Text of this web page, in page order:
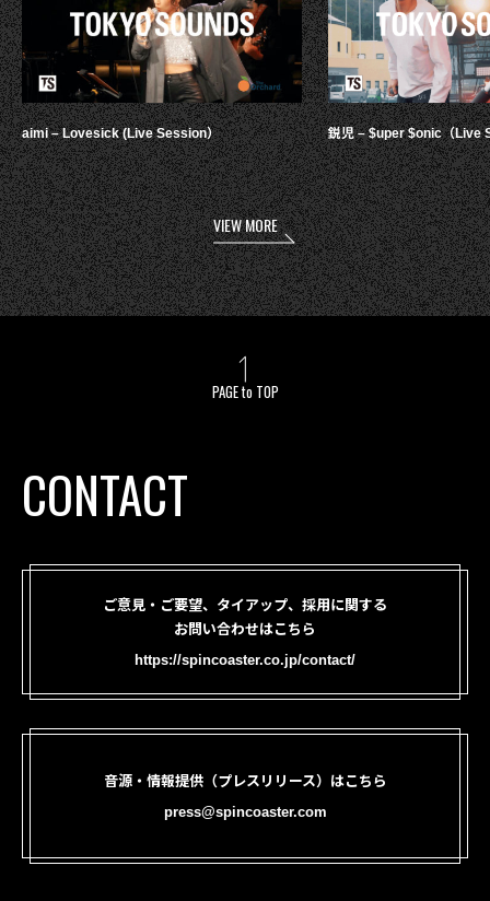
aimi – Lovesick (Live Session） 鋭児 – $uper $onic（Live
VIEW MORE
PAGE to TOP
CONTACT
ご意見・ご要望、タイアップ、採用に関する
お問い合わせはこちら
https://spincoaster.co.jp/contact/
音源・情報提供（プレスリリース）はこちら
press@spincoaster.com